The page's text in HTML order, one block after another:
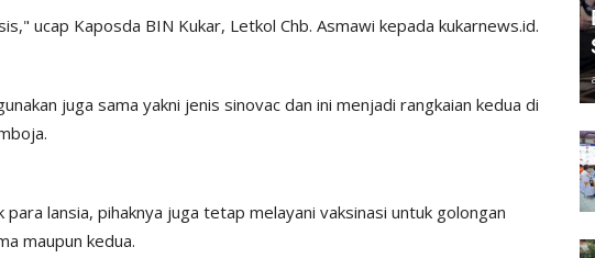
ucap Kaposda BIN Kukar, Letkol Chb. Asmawi kepada kukarnews.id.
juga sama yakni jenis sinovac dan ini menjadi rangkaian kedua di
lansia, pihaknya juga tetap melayani vaksinasi untuk golongan
maupun kedua.